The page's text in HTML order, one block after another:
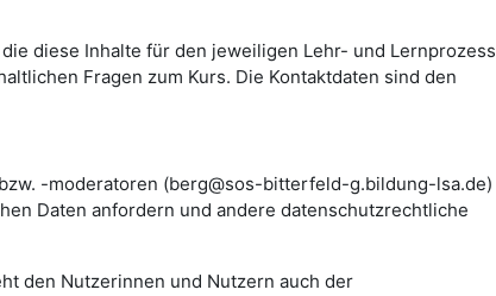
diese Inhalte für den jeweiligen Lehr- und Lernprozess
Fragen zum Kurs. Die Kontaktdaten sind den
-moderatoren (berg@sos-bitterfeld-g.bildung-lsa.de)
Daten anfordern und andere datenschutzrechtliche
den Nutzerinnen und Nutzern auch der